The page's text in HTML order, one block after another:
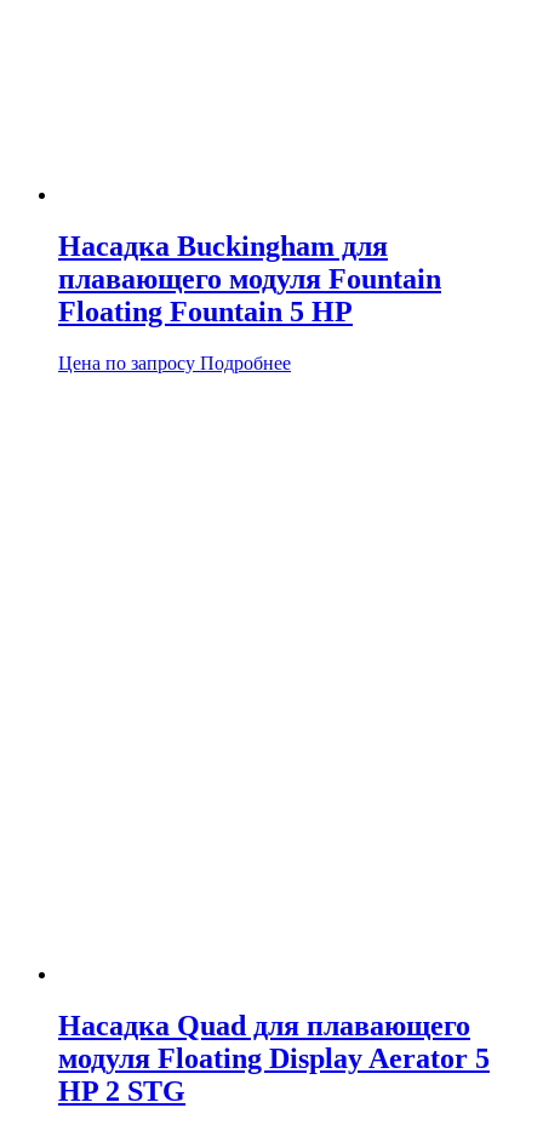
Насадка Buckingham для
плавающего модуля Fountain
Floating Fountain 5 HP
Цена по запросу Подробнее
Насадка Quad для плавающего
модуля Floating Display Aerator 5
HP 2 STG